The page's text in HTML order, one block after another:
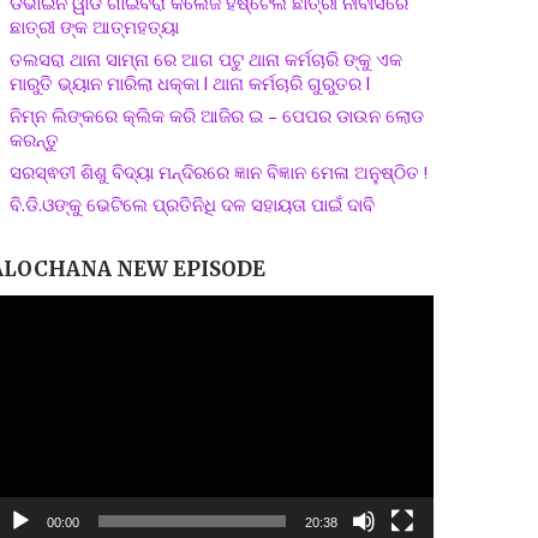
ଛାତ୍ରୀ ଙ୍କ ଆତ୍ମହତ୍ୟା
ତଲସରା ଥାନା ସାମ୍ନା ରେ ଆଗ ପଟୁ ଥାନା କର୍ମଚାରି ଙ୍କୁ ଏକ
ମାରୁତି ଭ୍ୟାନ ମାରିଲା ଧକ୍କା l ଥାନା କର୍ମଚାରି ଗୁରୁତର l
ନିମ୍ନ ଲିଙ୍କରେ କ୍ଲିକ କରି ଆଜିର ଇ – ପେପର ଡାଉନ ଲୋଡ
କରନ୍ତୁ
ସରସ୍ଵତୀ ଶିଶୁ ବିଦ୍ୟା ମନ୍ଦିରରେ ଜ୍ଞାନ ବିଜ୍ଞାନ ମେଳା ଅନୁଷ୍ଠିତ !
ବି.ଡି.ଓଙ୍କୁ ଭେଟିଲେ ପ୍ରତିନିଧି ଦଳ ସହାୟତା ପାଇଁ ଦାବି
NEW EPISODE
00:00 20:38